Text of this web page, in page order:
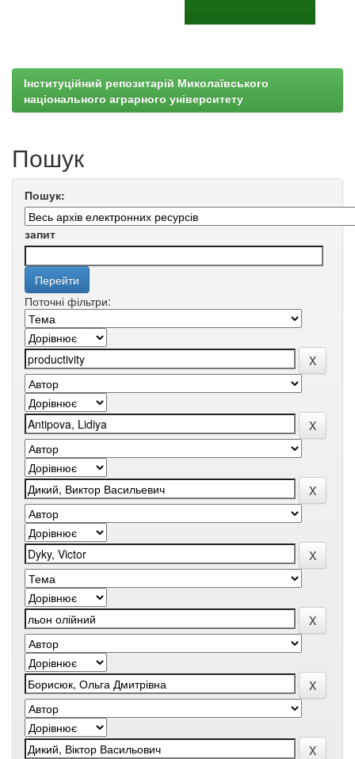
Інституційний репозитарій Миколаївського
національного аграрного університету
Пошук
Пошук:
запит
Поточні фільтри: